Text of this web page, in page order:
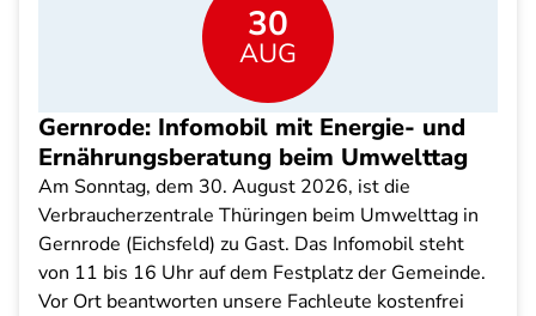
30
AUG
Gernrode: Infomobil mit Energie- und
Ernährungsberatung beim Umwelttag
Am Sonntag, dem 30. August 2026, ist die
Verbraucherzentrale Thüringen beim Umwelttag in
Gernrode (Eichsfeld) zu Gast. Das Infomobil steht
von 11 bis 16 Uhr auf dem Festplatz der Gemeinde.
Vor Ort beantworten unsere Fachleute kostenfrei